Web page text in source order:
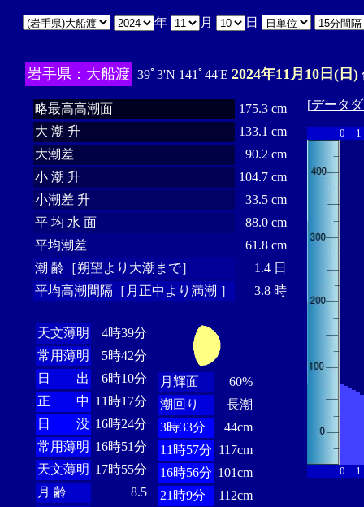
年 月 日
岩手県：大船渡 39ﾟ3'N 141ﾟ44'E 2024年11月10日(日)
略最高高潮面
175.3 cm
大 潮 升
133.1 cm
大潮差
90.2 cm
小 潮 升
104.7 cm
小潮差 升
33.5 cm
平 均 水 面
88.0 cm
平均潮差
61.8 cm
潮 齢［朔望より大潮まで］
1.4 日
平均高潮間隔［月正中より満潮 ］
3.8 時
天文薄明
4時39分
常用薄明
5時42分
日 出
6時10分
正 中 11時17分
日 没 16時24分
常用薄明 16時51分
天文薄明 17時55分
月 齢
8.5
月輝面
60%
潮回り
長潮
3時33分
44cm
11時57分 117cm
16時56分 101cm
21時9分
112cm
[データ
0 1
0 1